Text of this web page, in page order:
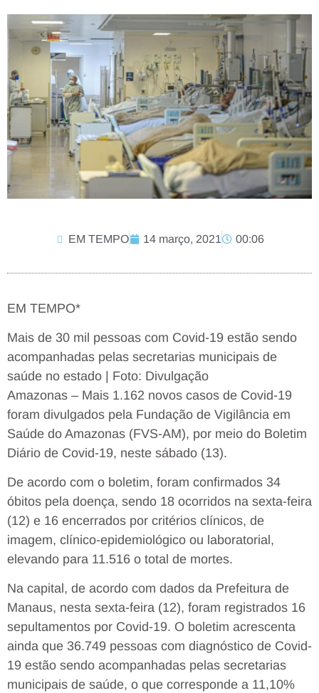
EM TEMPO 14 março, 2021 00:06
EM TEMPO*
Mais de 30 mil pessoas com Covid-19 estão sendo
acompanhadas pelas secretarias municipais de
saúde no estado | Foto: Divulgação
Amazonas – Mais 1.162 novos casos de Covid-19
foram divulgados pela Fundação de Vigilância em
Saúde do Amazonas (FVS-AM), por meio do Boletim
Diário de Covid-19, neste sábado (13).
De acordo com o boletim, foram confirmados 34
óbitos pela doença, sendo 18 ocorridos na sexta-feira
(12) e 16 encerrados por critérios clínicos, de
imagem, clínico-epidemiológico ou laboratorial,
elevando para 11.516 o total de mortes.
Na capital, de acordo com dados da Prefeitura de
Manaus, nesta sexta-feira (12), foram registrados 16
sepultamentos por Covid-19. O boletim acrescenta
ainda que 36.749 pessoas com diagnóstico de Covid-
19 estão sendo acompanhadas pelas secretarias
municipais de saúde, o que corresponde a 11,10%